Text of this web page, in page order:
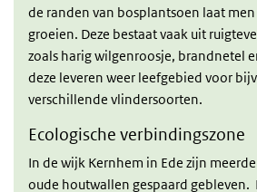
de randen van bosplantsoen laat
groeien. Deze bestaat vaak uit
zoals harig wilgenroosje, brandnetel
deze leveren weer leefgebied voor
verschillende vlindersoorten.
Ecologische verbindingszone
In de wijk Kernhem in Ede zijn
oude houtwallen gespaard gebleven.